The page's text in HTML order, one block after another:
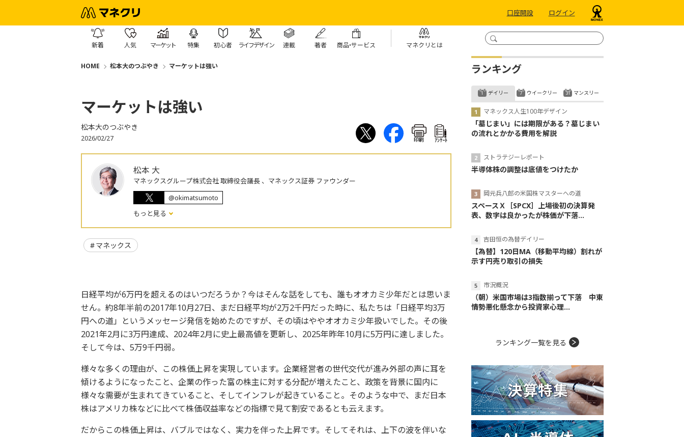
口座開設 ログイン
新着 人気 マーケット 特集 初心者 ライフデザイン 連載 著者 商品・サービス マネクリとは
HOME 松本大のつぶやき マーケットは強い
マーケットは強い
松本大のつぶやき
2026/02/27 印刷 ｱﾝｹｰﾄ
松本 大
マネックスグループ株式会社 取締役会議長 、マネックス証券 ファウンダー
@okimatsumoto
もっと見る
マネックス
日経平均が6万円を超えるのはいつだろうか？今はそんな話をしても、誰もオオカミ少年だとは思いま
せん。約8年半前の2017年10月27日、まだ日経平均が2万2千円だった時に、私たちは「日経平均3万
円への道」というメッセージ発信を始めたのですが、その頃はややオオカミ少年扱いでした。その後
2021年2月に3万円達成、2024年2月に史上最高値を更新し、2025年昨年10月に5万円に達しました。
そして今は、5万9千円弱。
様々な多くの理由が、この株価上昇を実現しています。企業経営者の世代交代が進み外部の声に耳を
傾けるようになったこと、企業の作った富の株主に対する分配が増えたこと、政策を背景に国内に
様々な需要が生まれてきていること、そしてインフレが起きていること。そのような中で、まだ日本
株はアメリカ株などに比べて株価収益率などの指標で見て割安であるとも云えます。
だからこの株価上昇は、バブルではなく、実力を伴った上昇です。そしてそれは、上下の波を伴いな
ランキング
デイリー
マネックス人生100年デザイン
「墓じまい」には期限がある？墓じまい
の流れとかかる費用を解説
ストラテジーレポート
半導体株の調整は底値をつけたか
岡元兵八郎の米国株マスターへの道
スペースＸ［SPCX］上場後初の決算発
表、数字は良かったが株価が下落...
吉田恒の為替デイリー
【為替】120日MA（移動平均線）割れが
示す円売り取引の損失
市況概況
（朝）米国市場は3指数揃って下落 中東
情勢悪化懸念から投資家心理...
ウイークリー マンスリー
ランキング一覧を見る